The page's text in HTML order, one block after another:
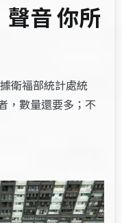
音 你所
衛福部統計處統
，數量還要多；不